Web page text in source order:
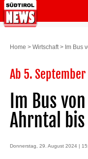
Home > Wirtschaft> Im Bus
Ab 5. September
Im Bus
Ahrntal
Donnerstag, 29. August 2024 |